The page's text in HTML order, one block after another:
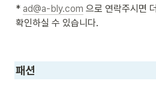
* ad@a-bly.com 으로 연락주시면
확인하실 수 있습니다.
패션